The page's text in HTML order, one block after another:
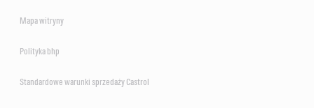
Mapa witryny
Polityka bhp
Standardowe warunki sprzedaży Castrol